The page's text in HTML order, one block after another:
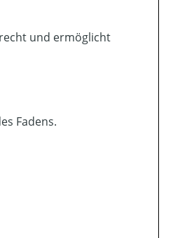
und ermöglicht
Fadens.